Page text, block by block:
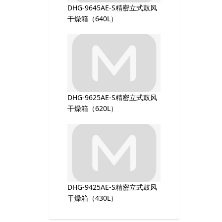
DHG-9645AE-S精密立式鼓风
干燥箱（640L）
DHG-9625AE-S精密立式鼓风
干燥箱（620L）
DHG-9425AE-S精密立式鼓风
干燥箱（430L）